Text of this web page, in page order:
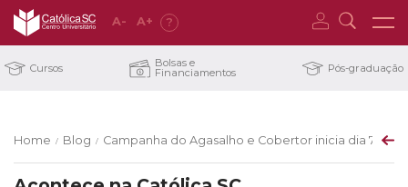
A- A+ ?
Cursos Bolsas e
Financiamentos Pós-graduação
Home / Blog / Campanha do Agasalho e Cobertor inicia dia 7 de